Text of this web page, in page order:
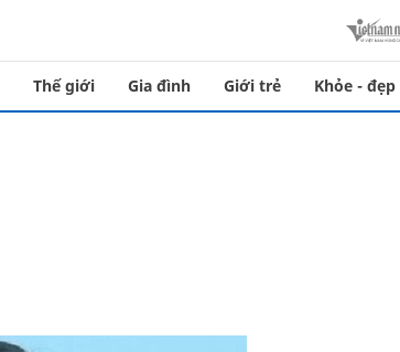
Thế giới Gia đình Giới trẻ Khỏe - đẹp